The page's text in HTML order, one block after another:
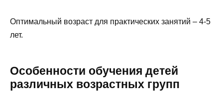
Оптимальный возраст для практических занятий – 4-5
лет.
Особенности обучения детей
различных возрастных групп